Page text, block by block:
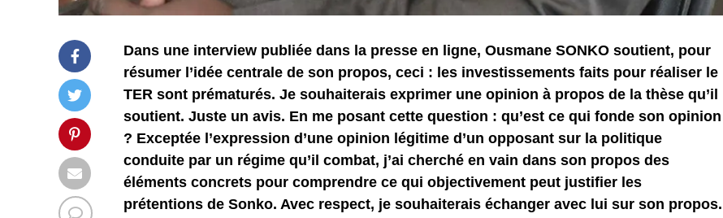
Dans une interview publiée dans la presse en ligne, Ousmane SONKO soutient, pour
résumer l’idée centrale de son propos, ceci : les investissements faits pour réaliser le
TER sont prématurés. Je souhaiterais exprimer une opinion à propos de la thèse qu’il
soutient. Juste un avis. En me posant cette question : qu’est ce qui fonde son opinion
? Exceptée l’expression d’une opinion légitime d’un opposant sur la politique
conduite par un régime qu’il combat, j’ai cherché en vain dans son propos des
éléments concrets pour comprendre ce qui objectivement peut justifier les
prétentions de Sonko. Avec respect, je souhaiterais échanger avec lui sur son propos.